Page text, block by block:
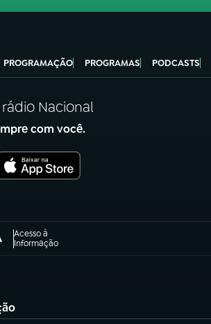
PROGRAMAÇÃO PROGRAMAS PODCASTS
Nacional
com você.
Acesso à
Informação